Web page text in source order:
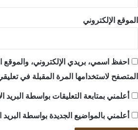
الموقع الإلكتروني
احفظ اسمي، بريدي الإلكتروني، والموقع
المتصفح لاستخدامها المرة المقبلة في
أعلمني بمتابعة التعليقات بواسطة البريد
أعلمني بالمواضيع الجديدة بواسطة البريد